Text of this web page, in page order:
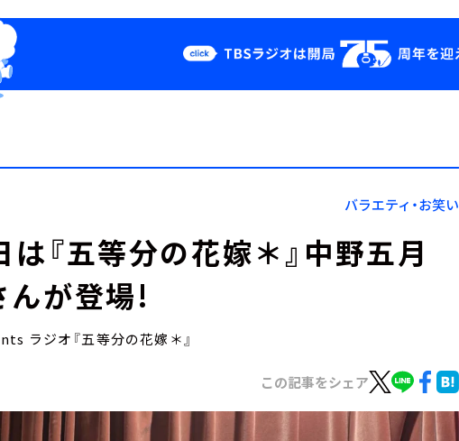
Podcast
YouTube
会社情報
バラエティ・お笑い
『五等分の花嫁＊』中野五月
んが登場!
ラジオ『五等分の花嫁＊』
この記事をシェア